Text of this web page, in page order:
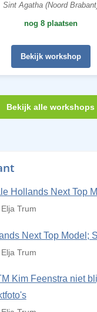
Sint Agatha (Noord
nog 8 plaatsen
Bekijk workshop
Bekijk alle workshops
Hollands Next Top
Trum
Next Top Model;
Trum
Kim Feenstra niet